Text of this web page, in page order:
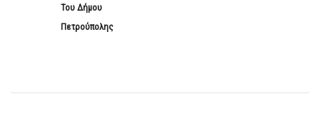
Του Δήμου
Πετρούπολης